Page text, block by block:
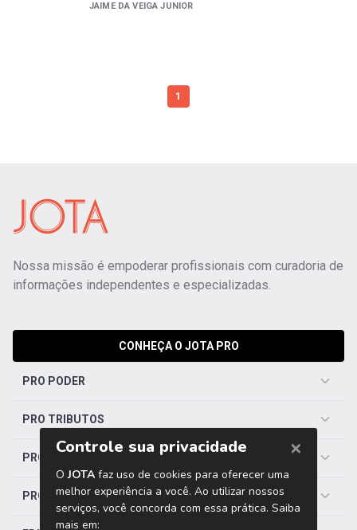
JAIME DA VEIGA JUNIOR
1
Nossa missão é empoderar profissionais com curadoria de
informações independentes e especializadas.
CONHEÇA O JOTA PRO
PRO PODER
PRO TRIBUTOS
PRO TRABALHISTA
PRO SAÚDE